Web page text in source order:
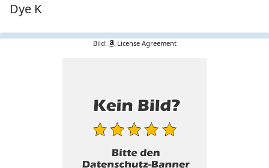
Dye K
Bild: License Agreement